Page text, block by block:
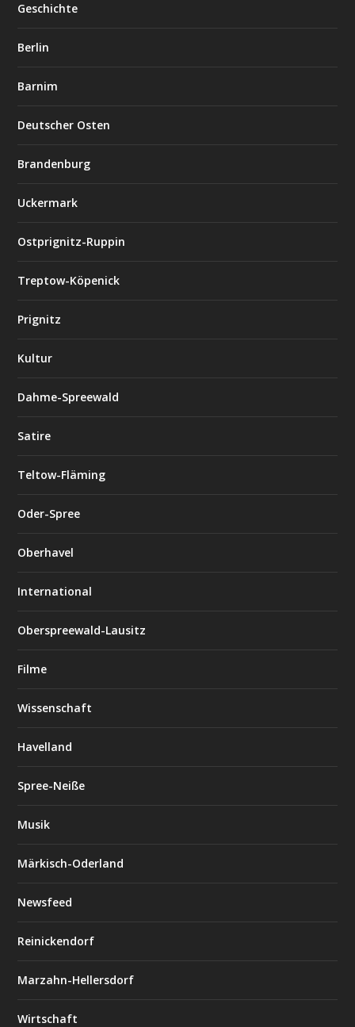
Geschichte
Berlin
Barnim
Deutscher Osten
Brandenburg
Uckermark
Ostprignitz-Ruppin
Treptow-Köpenick
Prignitz
Kultur
Dahme-Spreewald
Satire
Teltow-Fläming
Oder-Spree
Oberhavel
International
Oberspreewald-Lausitz
Filme
Wissenschaft
Havelland
Spree-Neiße
Musik
Märkisch-Oderland
Newsfeed
Reinickendorf
Marzahn-Hellersdorf
Wirtschaft